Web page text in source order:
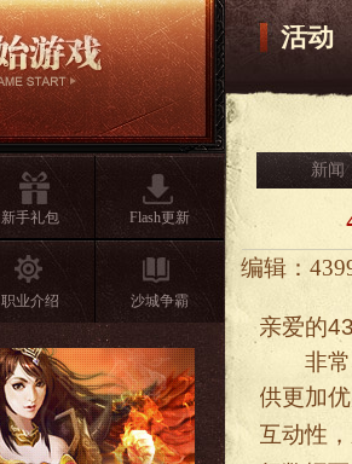
新手礼包 Flash更新
职业介绍 沙城争霸
活动
新闻
编辑：
亲爱的
非常
供更加
互动性